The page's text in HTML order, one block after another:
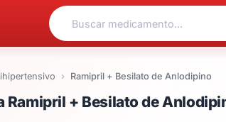
Ramipril + Besilato de Anlodipino
para
Ramipril + Besilato de